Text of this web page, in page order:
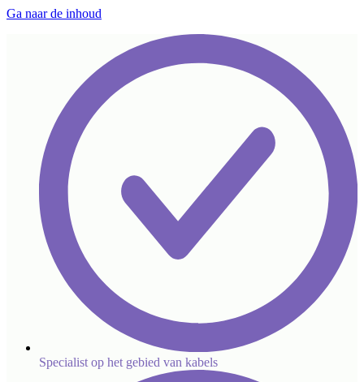
Ga naar de inhoud
Specialist op het gebied van kabels